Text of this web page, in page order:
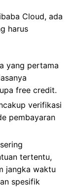
Cloud, ada
harus
yang pertama
free credit.
verifikasi
pembayaran
tertentu,
jangka waktu
spesifik